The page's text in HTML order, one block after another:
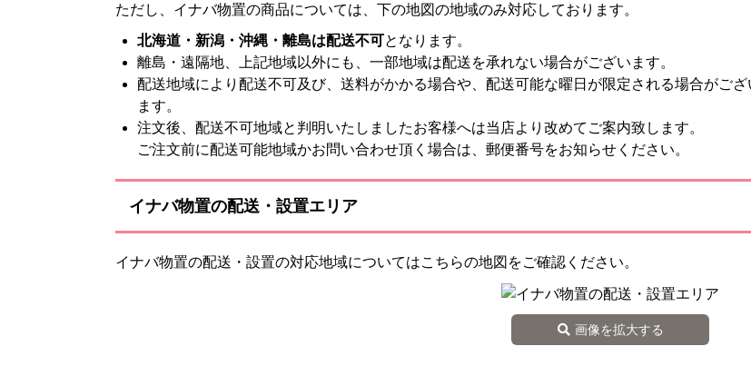
ただし、イナバ物置の商品については、下の地図の地域のみ対応しております。
北海道・新潟・沖縄・離島は配送不可となります。
離島・遠隔地、上記地域以外にも、一部地域は配送を承れない場合がございます。
配送地域により配送不可及び、送料がかかる場合や、配送可能な曜日が限定される場合がご
ます。
注文後、配送不可地域と判明いたしましたお客様へは当店より改めてご案内致します。
ご注文前に配送可能地域かお問い合わせ頂く場合は、郵便番号をお知らせください。
イナバ物置の配送・設置エリア
イナバ物置の配送・設置の対応地域についてはこちらの地図をご確認ください。
画像を拡大する